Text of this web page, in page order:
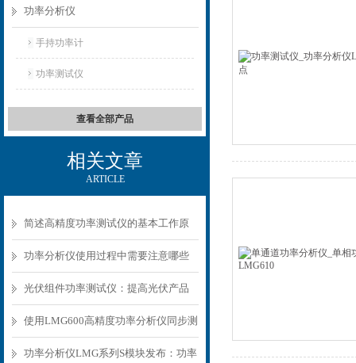
功率分析仪
手持功率计
功率测试仪
查看全部产品
相关文章
ARTICLE
简述高精度功率测试仪的基本工作原
理
功率分析仪使用过程中需要注意哪些
问题？
光伏组件功率测试仪：提高光伏产品
质量
使用LMG600高精度功率分析仪同步测
量：通道级别同步
功率分析仪LMG系列S模块发布：功率